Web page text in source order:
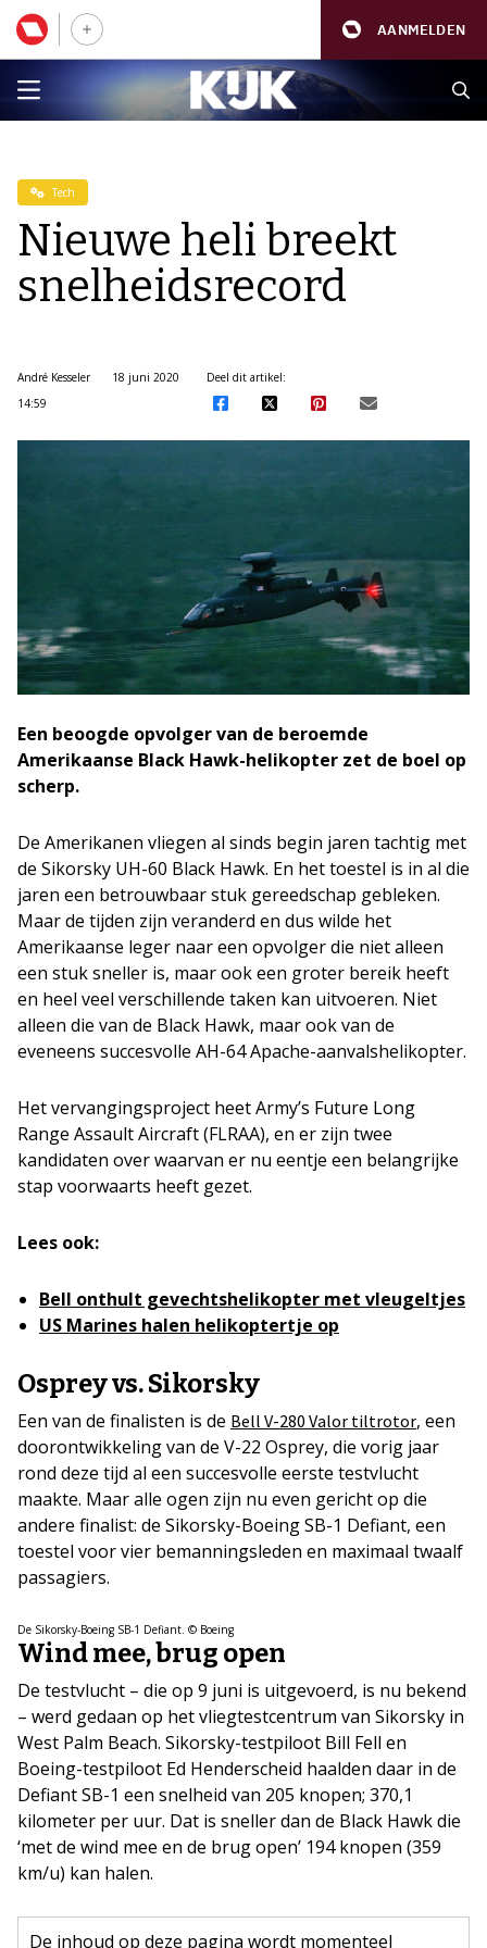
AANMELDEN
Tech
Nieuwe heli breekt
snelheidsrecord
André Kesseler
18 juni 2020
14:59
Deel dit artikel:
Een beoogde opvolger van de beroemde
Amerikaanse Black Hawk-helikopter zet de boel op
scherp.
De Amerikanen vliegen al sinds begin jaren tachtig met
de Sikorsky UH-60 Black Hawk. En het toestel is in al die
jaren een betrouwbaar stuk gereedschap gebleken.
Maar de tijden zijn veranderd en dus wilde het
Amerikaanse leger naar een opvolger die niet alleen
een stuk sneller is, maar ook een groter bereik heeft
en heel veel verschillende taken kan uitvoeren. Niet
alleen die van de Black Hawk, maar ook van de
eveneens succesvolle AH-64 Apache-aanvalshelikopter.
Het vervangingsproject heet Army’s Future Long
Range Assault Aircraft (FLRAA), en er zijn twee
kandidaten over waarvan er nu eentje een belangrijke
stap voorwaarts heeft gezet.
Lees ook:
Bell onthult gevechtshelikopter met vleugeltjes
US Marines halen helikoptertje op
Osprey vs. Sikorsky
Een van de finalisten is de Bell V-280 Valor tiltrotor, een
doorontwikkeling van de V-22 Osprey, die vorig jaar
rond deze tijd al een succesvolle eerste testvlucht
maakte. Maar alle ogen zijn nu even gericht op die
andere finalist: de Sikorsky-Boeing SB-1 Defiant, een
toestel voor vier bemanningsleden en maximaal twaalf
passagiers.
De Sikorsky-Boeing SB-1 Defiant. © Boeing
Wind mee, brug open
De testvlucht – die op 9 juni is uitgevoerd, is nu bekend
– werd gedaan op het vliegtestcentrum van Sikorsky in
West Palm Beach. Sikorsky-testpiloot Bill Fell en
Boeing-testpiloot Ed Henderscheid haalden daar in de
Defiant SB-1 een snelheid van 205 knopen; 370,1
kilometer per uur. Dat is sneller dan de Black Hawk die
‘met de wind mee en de brug open’ 194 knopen (359
km/u) kan halen.
De inhoud op deze pagina wordt momenteel